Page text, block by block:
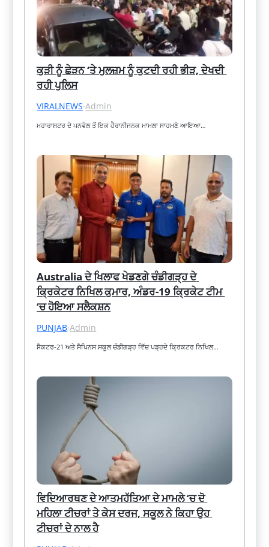
ਕੁੜੀ ਨੂੰ ਛੇੜਨ ‘ਤੇ ਮੁਲਜ਼ਮ ਨੂੰ ਕੁਟਦੀ ਰਹੀ ਭੀੜ, ਦੇਖਦੀ
ਰਹੀ ਪੁਲਿਸ
VIRALNEWS·Admin
ਮਹਾਰਾਸ਼ਟਰ ਦੇ ਪਨਵੇਲ ਤੋਂ ਇਕ ਹੈਰਾਨੀਜਨਕ ਮਾਮਲਾ ਸਾਹਮਣੇ ਆਇਆ…
Australia ਦੇ ਖਿਲਾਫ ਖੇਡਣਗੇ ਚੰਡੀਗੜ੍ਹ ਦੇ
ਕ੍ਰਿਕੇਟਰ ਨਿਖਿਲ ਕੁਮਾਰ, ਅੰਡਰ-19 ਕ੍ਰਿਕੇਟ ਟੀਮ
‘ਚ ਹੋਇਆ ਸਲੈਕਸ਼ਨ
PUNJAB·Admin
ਸੈਕਟਰ-21 ਅਤੇ ਸੈਪਿਨਸ ਸਕੂਲ ਚੰਡੀਗੜ੍ਹ ਵਿੱਚ ਪੜ੍ਹਦੇ ਕ੍ਰਿਕਟਰ ਨਿਖਿਲ…
ਵਿਦਿਆਰਥਣ ਦੇ ਆਤਮਹੱਤਿਆ ਦੇ ਮਾਮਲੇ ‘ਚ ਦੋ
ਮਹਿਲਾ ਟੀਚਰਾਂ ਤੇ ਕੇਸ ਦਰਜ, ਸਕੂਲ ਨੇ ਕਿਹਾ ਉਹ
ਟੀਚਰਾਂ ਦੇ ਨਾਲ ਹੈ